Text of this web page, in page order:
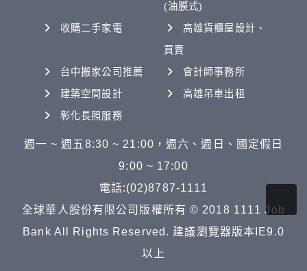
(油膜式)
收購二手家電
高雄貨櫃屋設計、
買賣
台中搬家公司推薦
會計師事務所
建築空間設計
高雄吊車出租
彰化長照服務
週一 ~ 週五8:30 ~ 21:00，週六、週日、國定假日
9:00 ~ 17:00
電話:(02)8787-1111
全球華人股份有限公司版權所有 © 2018 1111 Job
Bank All Rights Reserved. 建議瀏覽器版本IE9.0
以上